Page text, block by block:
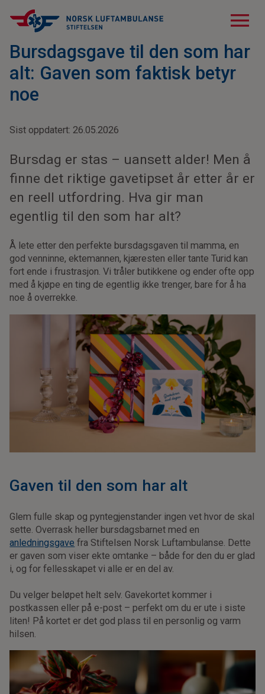
menu
Bursdagsgave til den som har
alt: Gaven som faktisk betyr
noe
Sist oppdatert: 26.05.2026
Bursdag er stas – uansett alder! Men å
finne det riktige gavetipset år etter år er
en reell utfordring. Hva gir man
egentlig til den som har alt?
Å lete etter den perfekte bursdagsgaven til mamma, en
god venninne, ektemannen, kjæresten eller tante Turid kan
fort ende i frustrasjon. Vi tråler butikkene og ender ofte opp
med å kjøpe en ting de egentlig ikke trenger, bare for å ha
noe å overrekke.
Gaven til den som har alt
Glem fulle skap og pyntegjenstander ingen vet hvor de skal
sette. Overrask heller bursdagsbarnet med en
anledningsgave fra Stiftelsen Norsk Luftambulanse. Dette
er gaven som viser ekte omtanke – både for den du er glad
i, og for fellesskapet vi alle er en del av.
Du velger beløpet helt selv. Gavekortet kommer i
postkassen eller på e-post – perfekt om du er ute i siste
liten! På kortet er det god plass til en personlig og varm
hilsen.